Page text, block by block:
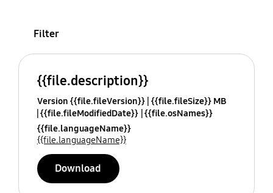
Filter
{{file.description}}
Version {{file.fileVersion}} {{file.fileSize}} MB
{{file.fileModifiedDate}} {{file.osNames}}
{{file.languageName}}
{{file.languageName}}
Download